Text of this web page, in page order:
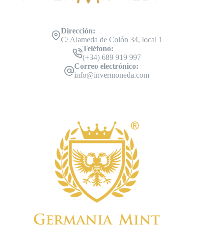
Dirección:
C/ Alameda de Colón 34, local 1
Teléfono:
(+34) 689 919 997
Correo electrónico:
info@invermoneda.com